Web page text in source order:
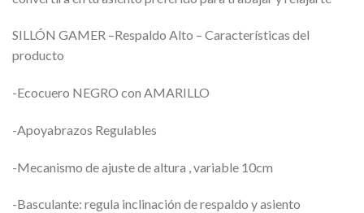
SILLÓN GAMER –Respaldo Alto – Características del
producto
-Ecocuero NEGRO con AMARILLO
-Apoyabrazos Regulables
-Mecanismo de ajuste de altura , variable 10cm
-Basculante: regula inclinación de respaldo y asiento